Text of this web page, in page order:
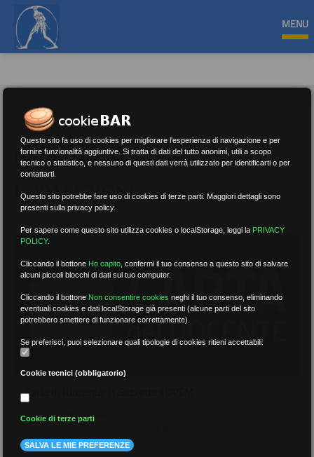
MENU
RECLUTAMENTO E
FORMAZIONE
Carta del docente: in Gazzetta il DPCM
La Carta sarà utilizzatasotto forma di "borsellino elettronico" e a
cui si accede utilizzando l´identità digitale (SPID)
Questo sito fa uso di cookies per migliorare l'esperienza di navigazione e per
fornire funzionalità aggiuntive. Si tratta di dati del tutto anonimi, utili a scopo
tecnico o statistico, e nessuno di questi dati verrà utilizzato per identificarti o per
contattarti.
Questo sito potrebbe fare uso di cookies di terze parti. Maggiori dettagli sono
presenti sulla privacy policy.
Per sapere come questo sito utilizza cookies o localStorage, leggi la PRIVACY
POLICY.
Cliccando il bottone Ho capito ,confermi il tuo consenso a questo sito di salvare
alcuni piccoli blocchi di dati sul tuo computer.
Cliccando il bottone Non consentire cookies neghi il tuo consenso, eliminando
eventuali cookies e dati localStorage già presenti (alcune parti del sito
potrebbero smettere di funzionare correttamente).
Se preferisci, puoi selezionare quali tipologie di cookies ritieni accettabili:
Cookie tecnici (obbligatorio)
Cookie di terze parti
SALVA LE MIE PREFERENZE